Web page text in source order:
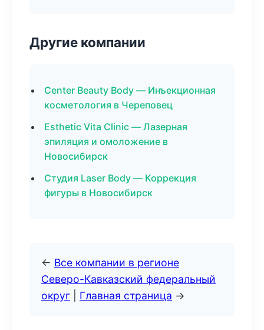
Другие компании
Center Beauty Body — Инъекционная
косметология в Череповец
Esthetic Vita Clinic — Лазерная
эпиляция и омоложение в
Новосибирск
Студия Laser Body — Коррекция
фигуры в Новосибирск
← Все компании в регионе
Северо-Кавказский федеральный
округ
Главная страница →